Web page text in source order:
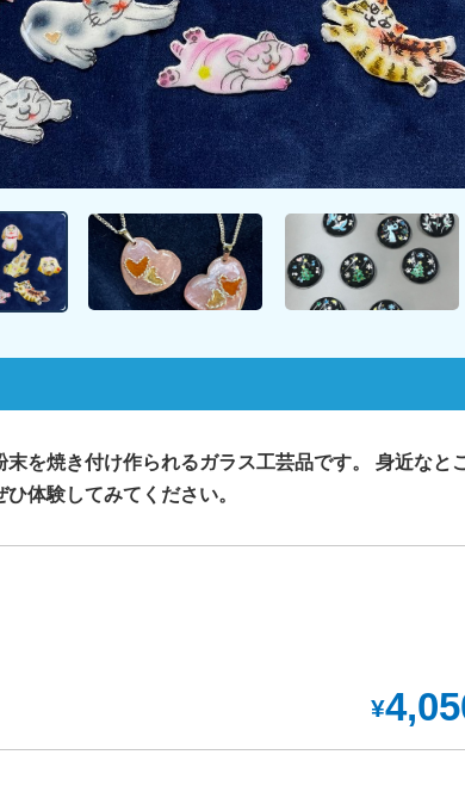
を焼き付け作られるガラス工芸品です。 身近なと
体験してみてください。
¥